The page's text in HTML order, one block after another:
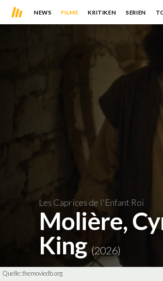
NEWS FILME KRITIKEN SERIEN
Les Caprices de l'Enfant Roi
Molière,
King (2026)
Quelle:themoviedb.org